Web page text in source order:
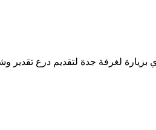
لغرفة جدة لتقديم درع تقدير